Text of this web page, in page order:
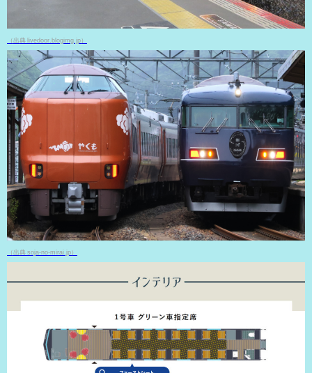
（出典 livedoor.blogimg.jp）
（出典 soja-no-mirai.jp）